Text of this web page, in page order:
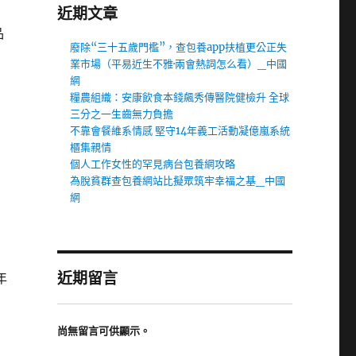
近期文章
廢除“三十五歲門檻”，查包養app扶植更公正失
業市場（平易近生不雅·兩會熱詞怎么看）_中國
網
糧農組織：安康飲食本錢飆秀傳醫院健檢升 全球
三分之一生齒無力負擔
不靠會餐維系情感 堅守14年義工活動凝億嵐系統
櫃集親情
個人工作女性的罕見病台包養網攻略
為脫貧群查包養網站比擬眾筑牢幸福之基_中國
網
近期留言
尚無留言可供顯示。